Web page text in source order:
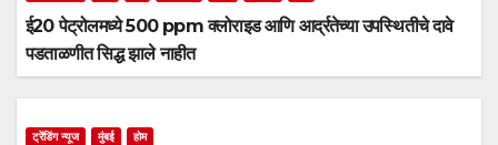
ई20 पेट्रोलमध्ये 500 ppm क्लोराइड आणि आर्द्रतेच्या उपस्थितीचे दावे
पडताळणीत सिद्ध झाले नाहीत
ट्रेंडिंग न्यूज मुंबई होम